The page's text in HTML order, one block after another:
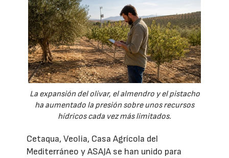
La expansión del olivar, el almendro y el pistacho
ha aumentado la presión sobre unos recursos
hídricos cada vez más limitados.
Cetaqua, Veolia, Casa Agrícola del
Mediterráneo y ASAJA se han unido para